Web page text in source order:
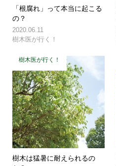
「根腐れ」って本当に起こる
の？
2020.06.11
樹木医が行く！
樹木医が行く！
樹木は猛暑に耐えられるの